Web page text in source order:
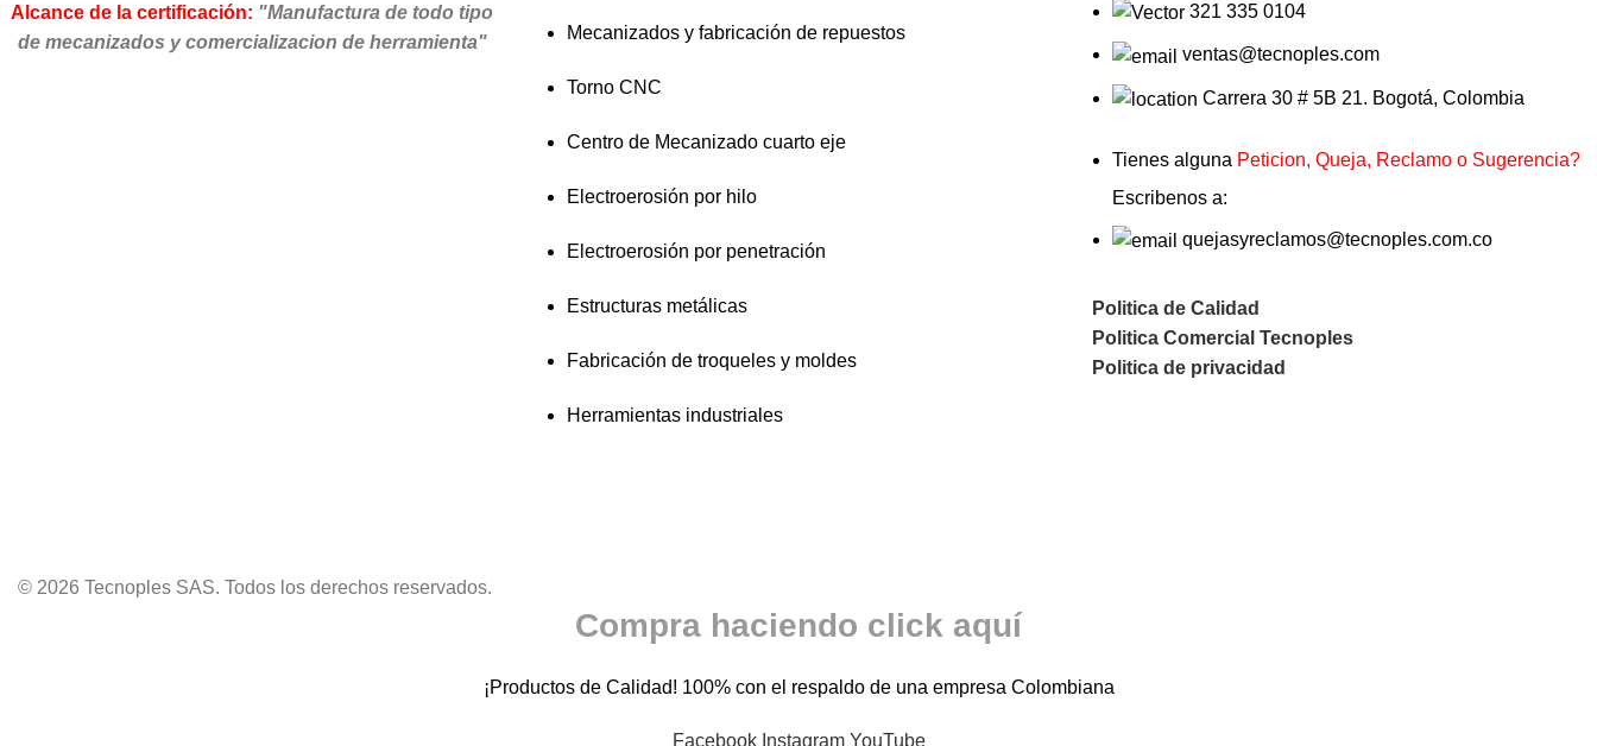
Alcance de la certificación: "Manufactura de todo tipo
de mecanizados y comercializacion de herramienta"
Mecanizados y fabricación de repuestos
Torno CNC
Centro de Mecanizado cuarto eje
Electroerosión por hilo
Electroerosión por penetración
Estructuras metálicas
Fabricación de troqueles y moldes
Herramientas industriales
321 335 0104
ventas@tecnoples.com
Carrera 30 # 5B 21. Bogotá, Colombia
Tienes alguna Peticion, Queja, Reclamo o Sugerencia?
Escribenos a:
quejasyreclamos@tecnoples.com.co
Politica de Calidad
Politica Comercial Tecnoples
Politica de privacidad
© 2026 Tecnoples SAS. Todos los derechos reservados.
Compra haciendo click aquí
¡Productos de Calidad! 100% con el respaldo de una empresa Colombiana
Facebook Instagram YouTube